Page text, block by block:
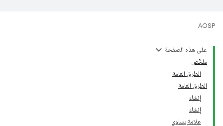
AOSP
على هذه الصفحة
ملخّص
الطرق العامة
الطرق العامة
إنشاء
إنشاء
علامة يساوي